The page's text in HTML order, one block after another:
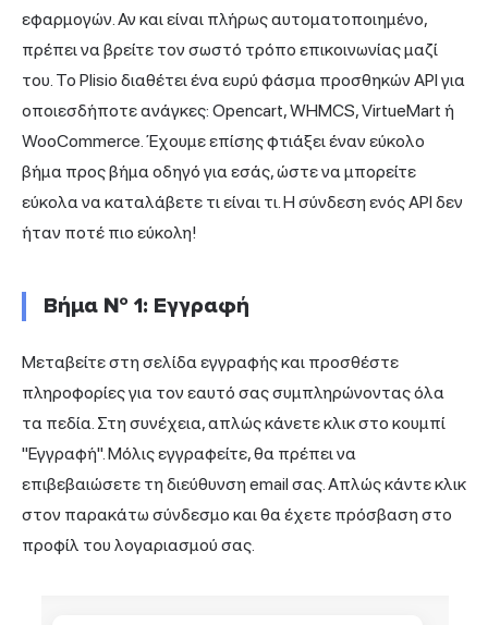
εφαρμογών. Αν και είναι πλήρως αυτοματοποιημένο,
πρέπει να βρείτε τον σωστό τρόπο επικοινωνίας μαζί
του. Το Plisio διαθέτει ένα ευρύ φάσμα προσθηκών API για
οποιεσδήποτε ανάγκες: Opencart, WHMCS, VirtueMart ή
WooCommerce. Έχουμε επίσης φτιάξει έναν εύκολο
βήμα προς βήμα οδηγό για εσάς, ώστε να μπορείτε
εύκολα να καταλάβετε τι είναι τι. Η σύνδεση ενός API δεν
ήταν ποτέ πιο εύκολη!
Βήμα № 1: Εγγραφή
Μεταβείτε στη σελίδα εγγραφήςκαι προσθέστε
πληροφορίες για τον εαυτό σας συμπληρώνοντας όλα
τα πεδία. Στη συνέχεια, απλώς κάνετε κλικ στο κουμπί
"Εγγραφή". Μόλις εγγραφείτε, θα πρέπει να
επιβεβαιώσετε τη διεύθυνση email σας. Απλώς κάντε κλικ
στον παρακάτω σύνδεσμο και θα έχετε πρόσβαση στο
προφίλ του λογαριασμού σας.